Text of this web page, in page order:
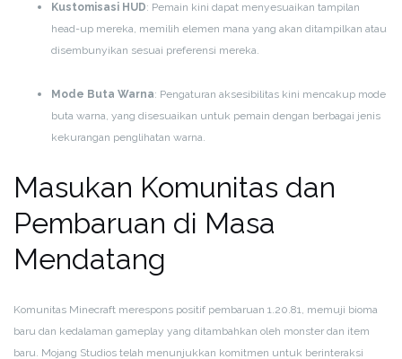
Kustomisasi HUD: Pemain kini dapat menyesuaikan tampilan
head-up mereka, memilih elemen mana yang akan ditampilkan atau
disembunyikan sesuai preferensi mereka.
Mode Buta Warna: Pengaturan aksesibilitas kini mencakup mode
buta warna, yang disesuaikan untuk pemain dengan berbagai jenis
kekurangan penglihatan warna.
Masukan Komunitas dan
Pembaruan di Masa
Mendatang
Komunitas Minecraft merespons positif pembaruan 1.20.81, memuji bioma
baru dan kedalaman gameplay yang ditambahkan oleh monster dan item
baru. Mojang Studios telah menunjukkan komitmen untuk berinteraksi